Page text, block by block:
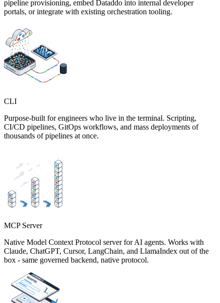
pipeline provisioning, embed Dataddo into internal developer
portals, or integrate with existing orchestration tooling.
CLI
Purpose-built for engineers who live in the terminal. Scripting,
CI/CD pipelines, GitOps workflows, and mass deployments of
thousands of pipelines at once.
MCP Server
Native Model Context Protocol server for AI agents. Works with
Claude, ChatGPT, Cursor, LangChain, and LlamaIndex out of the
box - same governed backend, native protocol.